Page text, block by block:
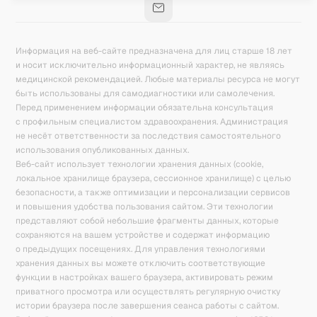
Информация на веб-сайте предназначена для лиц старше 18 лет
и носит исключительно информационный характер, не являясь
медицинской рекомендацией. Любые материалы ресурса не могут
быть использованы для самодиагностики или самолечения.
Перед применением информации обязательна консультация
с профильным специалистом здравоохранения. Администрация
не несёт ответственности за последствия самостоятельного
использования опубликованных данных.
Веб-сайт использует технологии хранения данных (cookie,
локальное хранилище браузера, сессионное хранилище) с целью
безопасности, а также оптимизации и персонализации сервисов
и повышения удобства пользования сайтом. Эти технологии
представляют собой небольшие фрагменты данных, которые
сохраняются на вашем устройстве и содержат информацию
о предыдущих посещениях. Для управления технологиями
хранения данных вы можете отключить соответствующие
функции в настройках вашего браузера, активировать режим
приватного просмотра или осуществлять регулярную очистку
истории браузера после завершения сеанса работы с сайтом.